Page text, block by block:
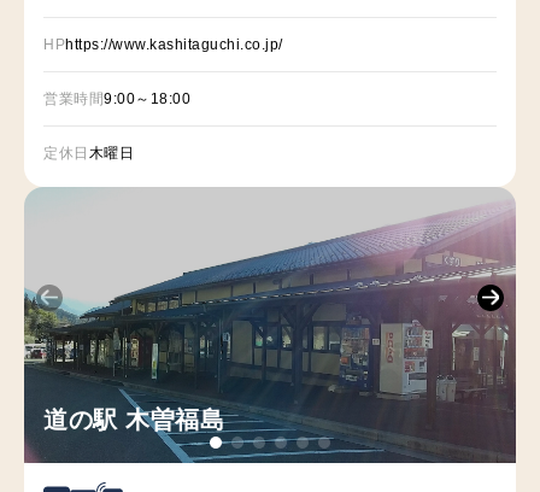
HPhttps://www.kashitaguchi.co.jp/
営業時間9:00～18:00
定休日 木曜日
道の駅 木曽福島